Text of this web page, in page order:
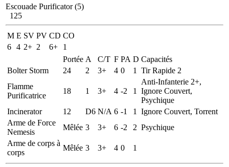
Escouade Purificator (5)
125
M E SV PV CD CO
6 4 2+ 2 6+
1
Portée A C/T F PA D Capacités
Bolter Storm
24 2 3+ 4 0 1
Tir Rapide 2
Flamme
Purificatrice
18 1 3+ 4 -2 1
Anti-Infanterie 2+,
Ignore Couvert,
Psychique
Incinerator
12 D6 N/A 6 -1 1
Ignore Couvert, Torrent
Arme de Force
Nemesis
Mêlée 3 3+ 6 -2 2 Psychique
Arme de corps à
corps
Mêlée 3 3+ 4 0 1